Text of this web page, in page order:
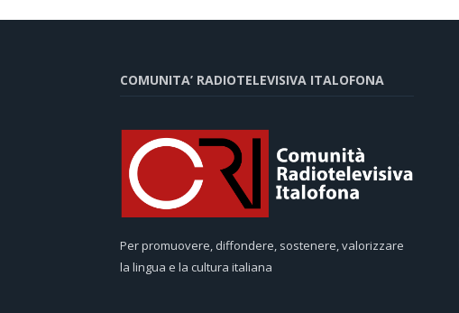
COMUNITA’ RADIOTELEVISIVA ITALOFONA
Per promuovere, diffondere, sostenere, valorizzare
la lingua e la cultura italiana